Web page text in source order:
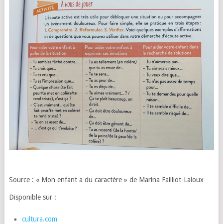
Source : « Mon enfant a du caractère » de Marina Failliot-Laloux
Disponible sur :
cultura.com